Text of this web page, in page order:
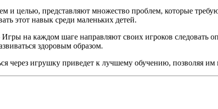
и целью, представляют множество проблем, которые
этот навык среди маленьких детей.
на каждом шаге направляют своих игроков следовать
здоровым образом.
через игрушку приведет к лучшему обучению, позволяя им